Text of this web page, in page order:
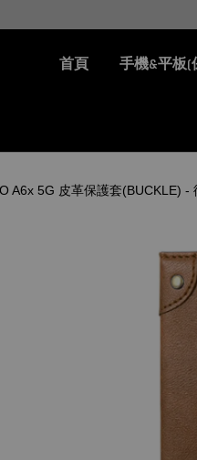
首頁 手機&平板(
A6x 5G 皮革保護套(BUCKLE) -